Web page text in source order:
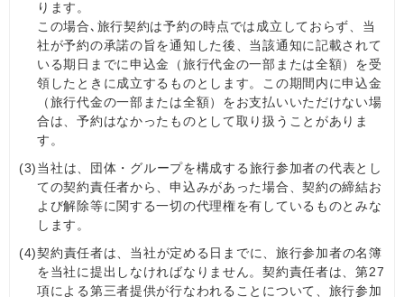
ります。
この場合､旅行契約は予約の時点では成立しておらず、当
社が予約の承諾の旨を通知した後、当該通知に記載されて
いる期日までに申込金（旅行代金の一部または全額）を受
領したときに成立するものとします。この期間内に申込金
（旅行代金の一部または全額）をお支払いいただけない場
合は、予約はなかったものとして取り扱うことがありま
す。
(3)当社は、団体・グループを構成する旅行参加者の代表とし
ての契約責任者から、申込みがあった場合、契約の締結お
よび解除等に関する一切の代理権を有しているものとみな
します。
(4)契約責任者は、当社が定める日までに、旅行参加者の名簿
を当社に提出しなければなりません。契約責任者は、第27
項による第三者提供が行なわれることについて、旅行参加